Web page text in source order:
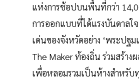
แห่งการช้อปบนพื้นที่กว่า
การออกแบบที่ได้แรงบันดาล
เด่นของจังหวัดอย่าง ‘พระปฐ
The Maker ท้องถิ่น ร่วมสร้าง
เพื่อหลอมรวมเป็นห้างสำหรับ